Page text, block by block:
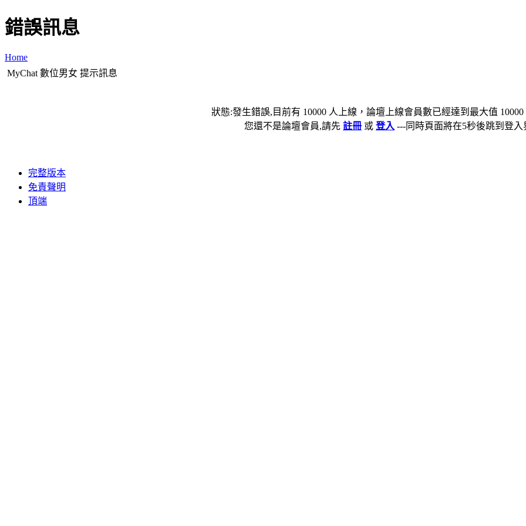
錯誤訊息
Home
MyChat 數位男女 提示訊息
狀態:發生錯誤,目前有 10000 人上線，論壇上線會員數已經達到最大值
您還不是論壇會員,請先 註冊 或 登入 ---同時頁面將在5秒後跳到登入
完整版本
免責聲明
頂端